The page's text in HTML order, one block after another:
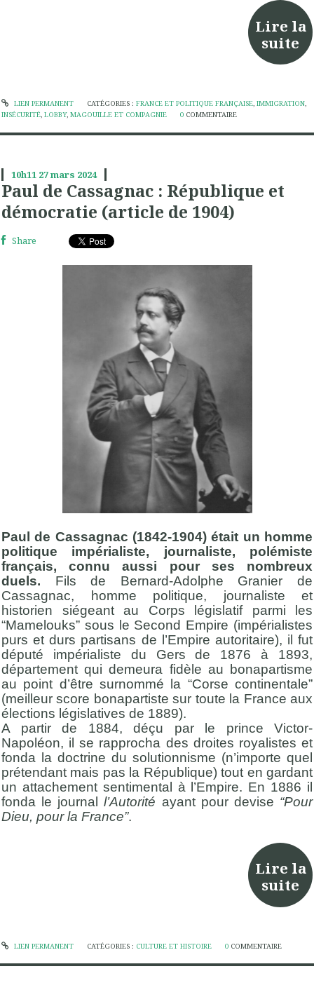
Lire la
suite
LIEN PERMANENT CATÉGORIES : FRANCE ET POLITIQUE FRANÇAISE, IMMIGRATION,
INSÉCURITÉ, LOBBY, MAGOUILLE ET COMPAGNIE 0 COMMENTAIRE
10h11 27mars 2024
Paul de Cassagnac : République et
démocratie (article de 1904)
Share
Paul de Cassagnac (1842-1904) était un homme
politique impérialiste, journaliste, polémiste
français, connu aussi pour ses nombreux
duels. Fils de Bernard-Adolphe Granier de
Cassagnac, homme politique, journaliste et
historien siégeant au Corps législatif parmi les
“Mamelouks” sous le Second Empire (impérialistes
purs et durs partisans de l’Empire autoritaire), il fut
député impérialiste du Gers de 1876 à 1893,
département qui demeura fidèle au bonapartisme
au point d’être surnommé la “Corse continentale”
(meilleur score bonapartiste sur toute la France aux
élections législatives de 1889).
A partir de 1884, déçu par le prince Victor-
Napoléon, il se rapprocha des droites royalistes et
fonda la doctrine du solutionnisme (n’importe quel
prétendant mais pas la République) tout en gardant
un attachement sentimental à l’Empire. En 1886 il
fonda le journall’Autorité ayant pour devise “Pour
Dieu, pour la France”.
Lire la
suite
LIEN PERMANENT CATÉGORIES : CULTURE ET HISTOIRE 0 COMMENTAIRE